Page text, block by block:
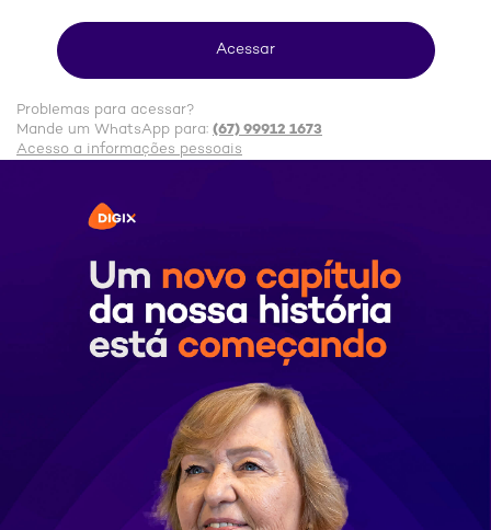
Problemas para acessar?
Mande um WhatsApp para: (67) 99912 1673
Acesso a informações pessoais